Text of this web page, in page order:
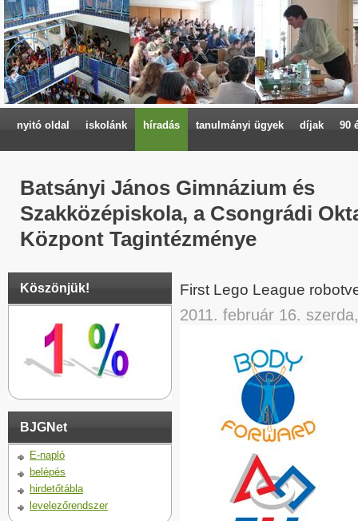
nyitó oldal iskolánk híradás tanulmányi ügyek díjak 90
Batsányi János Gimnázium és
Szakközépiskola, a Csongrádi
Központ Tagintézménye
Köszönjük!
BJGNet
E-napló
belépés
hirdetőtábla
levelezőrendszer
First Lego League
2011. február 16.